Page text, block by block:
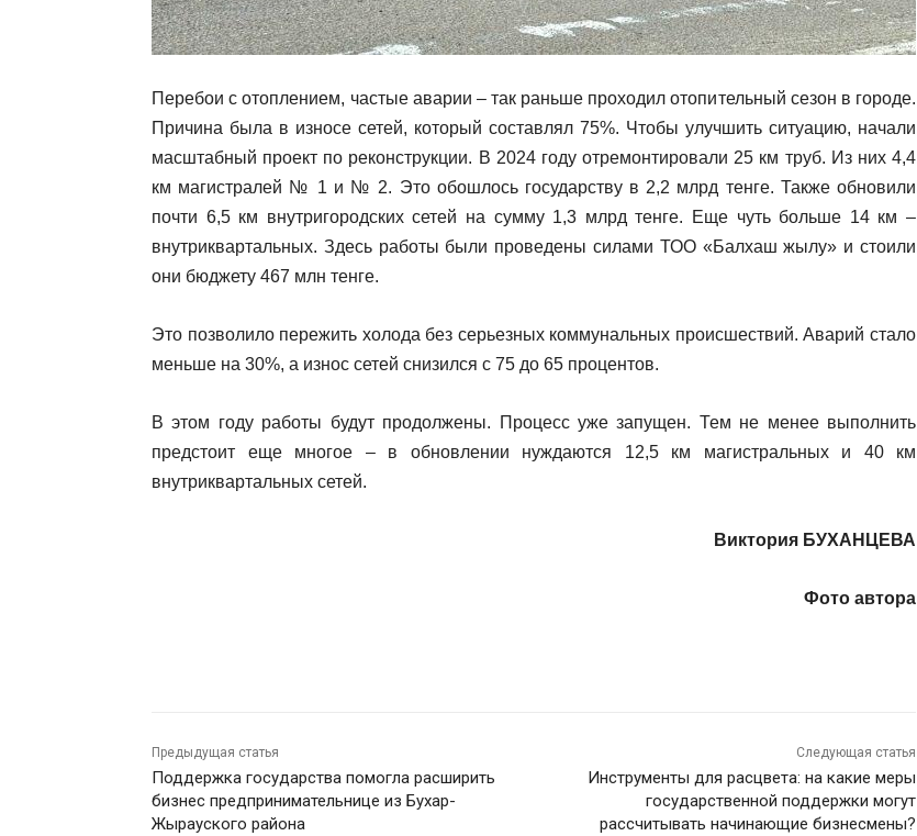
Перебои с отоплением, частые аварии – так раньше проходил отопительный сезон в городе.
Причина была в износе сетей, который составлял 75%. Чтобы улучшить ситуацию, начали
масштабный проект по реконструкции. В 2024 году отремонтировали 25 км труб. Из них 4,4
км магистралей № 1 и № 2. Это обошлось государству в 2,2 млрд тенге. Также обновили
почти 6,5 км внутригородских сетей на сумму 1,3 млрд тенге. Еще чуть больше 14 км –
внутриквартальных. Здесь работы были проведены силами ТОО «Балхаш жылу» и стоили
они бюджету 467 млн тенге.
Это позволило пережить холода без серьезных коммунальных происшествий. Аварий стало
меньше на 30%, а износ сетей снизился с 75 до 65 процентов.
В этом году работы будут продолжены. Процесс уже запущен. Тем не менее выполнить
предстоит еще многое – в обновлении нуждаются 12,5 км магистральных и 40 км
внутриквартальных сетей.
Виктория БУХАНЦЕВА
Фото автора
Предыдущая статья
Поддержка государства помогла расширить
бизнес предпринимательнице из Бухар-
Жырауского района
Следующая статья
Инструменты для расцвета: на какие меры
государственной поддержки могут
рассчитывать начинающие бизнесмены?